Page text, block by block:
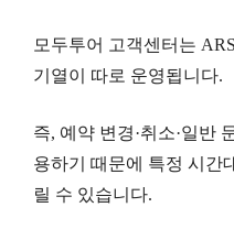
모두투어 고객센터는
기열이 따로 운영됩니다.
즉, 예약 변경·취소·일반
용하기 때문에 특정 시간
릴 수 있습니다.